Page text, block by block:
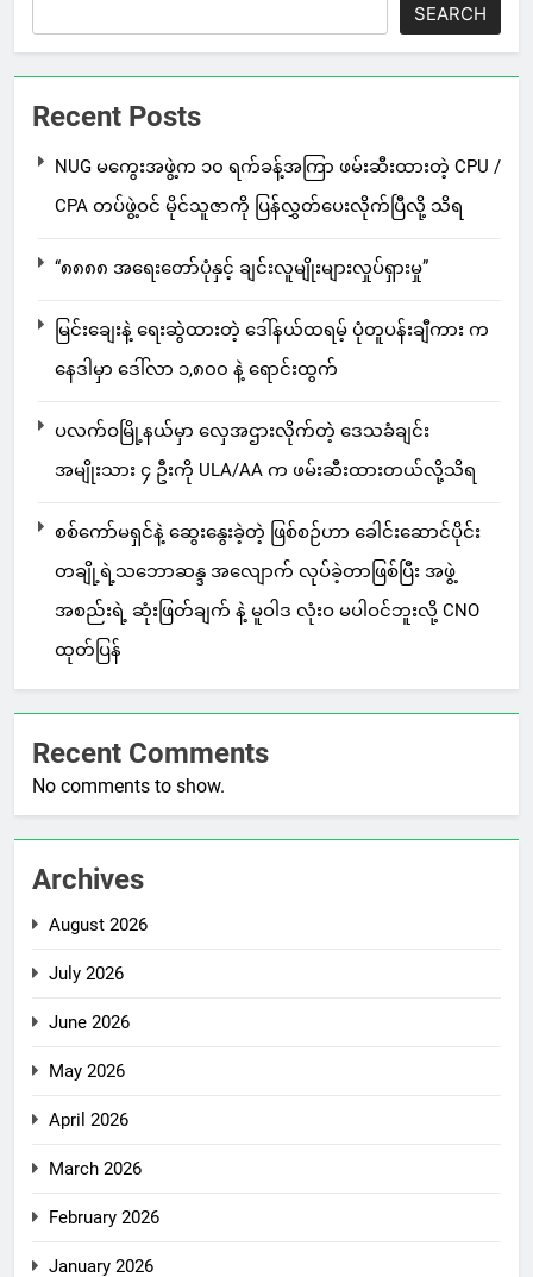
SEARCH
Recent Posts
NUG မကွေးအဖွဲ့က ၁၀ ရက်ခန့်အကြာ ဖမ်းဆီးထားတဲ့ CPU /
CPA တပ်ဖွဲ့ဝင် မိုင်သူဇာကို ပြန်လွှတ်ပေးလိုက်ပြီလို့ သိရ
“၈၈၈၈ အရေးတော်ပုံနှင့် ချင်းလူမျိုးများလှုပ်ရှားမှု”
မြင်းချေးနဲ့ ရေးဆွဲထားတဲ့ ဒေါ်နယ်ထရမ့် ပုံတူပန်းချီကား က
နေဒါမှာ ဒေါ်လာ ၁,၈၀၀ နဲ့ ရောင်းထွက်
ပလက်ဝမြို့နယ်မှာ လှေအဌားလိုက်တဲ့ ဒေသခံချင်း
အမျိုးသား ၄ ဦးကို ULA/AA က ဖမ်းဆီးထားတယ်လို့သိရ
စစ်ကော်မရှင်နဲ့ ဆွေးနွေးခဲ့တဲ့ ဖြစ်စဉ်ဟာ ခေါင်းဆောင်ပိုင်း
တချို့ရဲ့သဘောဆန္ဒ အလျောက် လုပ်ခဲ့တာဖြစ်ပြီး အဖွဲ့
အစည်းရဲ့ ဆုံးဖြတ်ချက် နဲ့ မူဝါဒ လုံးဝ မပါဝင်ဘူးလို့ CNO
ထုတ်ပြန်
Recent Comments
No comments to show.
Archives
August 2026
July 2026
June 2026
May 2026
April 2026
March 2026
February 2026
January 2026